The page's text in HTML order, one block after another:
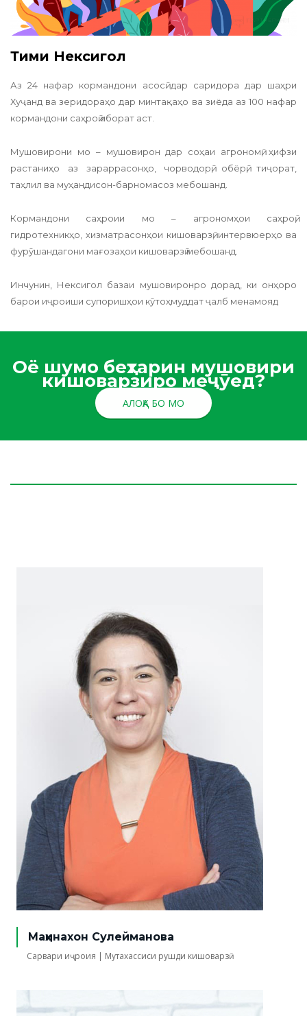
Тими Нексигол
Аз 24 нафар кормандони асосӣ дар саридора дар шаҳри
Хуҷанд ва зеридораҳо дар минтақаҳо ва зиёда аз 100 нафар
кормандони саҳроӣ иборат аст.
Мушовирони мо – мушовирон дар соҳаи агрономӣ, ҳифзи
растаниҳо аз зараррасонҳо, чорводорӣ, обёрӣ, тиҷорат,
таҳлил ва муҳандисон-барномасоз мебошанд.
Кормандони саҳроии мо – агрономҳои саҳроӣ,
гидротехникҳо, хизматрасонҳои кишоварзӣ, интервюерҳо ва
фурӯшандагони мағозаҳои кишоварзӣ мебошанд.
Инчунин, Нексигол базаи мушовиронро дорад, ки онҳоро
барои иҷроиши супоришҳои кӯтоҳмуддат ҷалб менамояд
Оё шумо беҳтарин мушовири
кишоварзиро меҷӯед?
АЛОҚА БО МО
Маҳинахон Сулейманова
Сарвари иҷроия | Мутахассиси рушди кишоварзӣ